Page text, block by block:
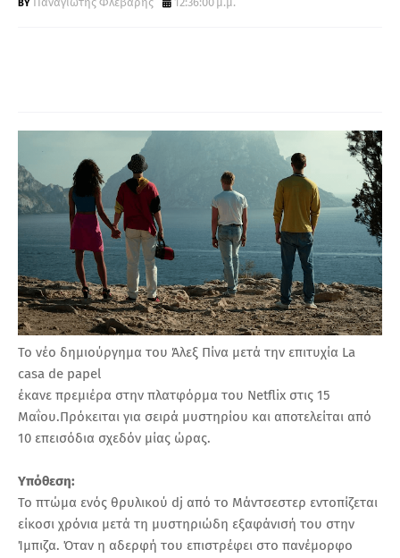
Το νέο δημιούργημα του Άλεξ Πίνα μετά την επιτυχία La
casa de papel
έκανε πρεμιέρα στην πλατφόρμα του Netflix στις 15
Μαΐου.Πρόκειται για σειρά μυστηρίου και αποτελείται από
10 επεισόδια σχεδόν μίας ώρας.
Υπόθεση:
Το πτώμα ενός θρυλικού dj από το Μάντσεστερ εντοπίζεται
είκοσι χρόνια μετά τη μυστηριώδη εξαφάνισή του στην
Ίμπιζα. Όταν η αδερφή του επιστρέφει στο πανέμορφο